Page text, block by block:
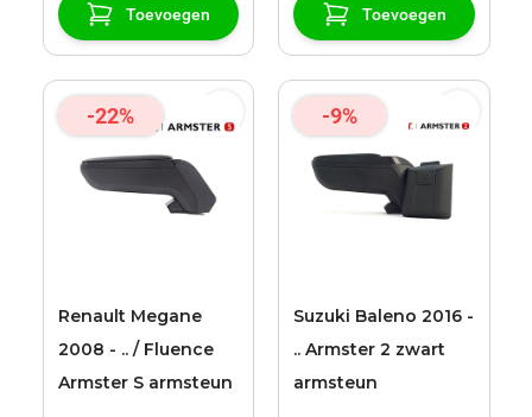
Toevoegen Toevoegen
-22%
Renault Megane
2008 - .. / Fluence
Armster S armsteun
-9%
Suzuki Baleno 2016 -
.. Armster 2 zwart
armsteun